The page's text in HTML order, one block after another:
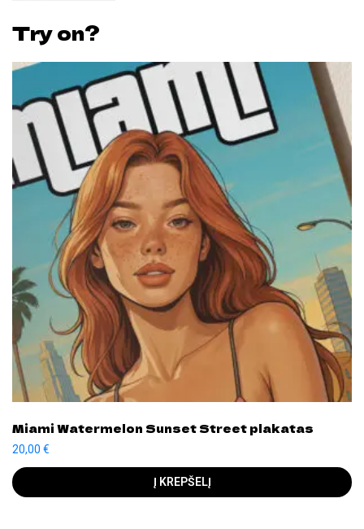
Try on?
Miami Watermelon Sunset Street plakatas
20,00 €
Į KREPŠELĮ